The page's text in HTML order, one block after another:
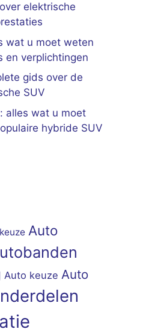
elektrische
wat u moet weten
en verplichtingen
gids over de
SUV
alles wat u moet
hybride SUV
Auto
Auto keuze Auto